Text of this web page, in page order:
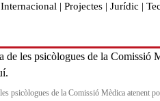
Internacional | Projectes | Jurídic |
psicòlogues de la Comissió Mèdica atenent